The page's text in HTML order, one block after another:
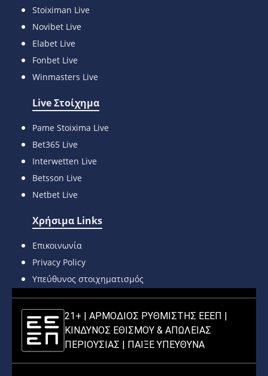
Stoiximan Live
Novibet Live
Elabet Live
Fonbet Live
Winmasters Live
Live Στοίχημα
Pame Stoixima Live
Bet365 Live
Interwetten Live
Betsson Live
Netbet Live
Χρήσιμα Links
Επικοινωνία
Privacy Policy
Υπεύθυνος στοιχηματισμός
21+ | ΑΡΜΟΔΙΟΣ ΡΥΘΜΙΣΤΗΣ ΕΕΕΠ |
ΚΙΝΔΥΝΟΣ ΕΘΙΣΜΟΥ & ΑΠΩΛΕΙΑΣ
ΠΕΡΙΟΥΣΙΑΣ | ΠΑΙΞΕ ΥΠΕΥΘΥΝΑ